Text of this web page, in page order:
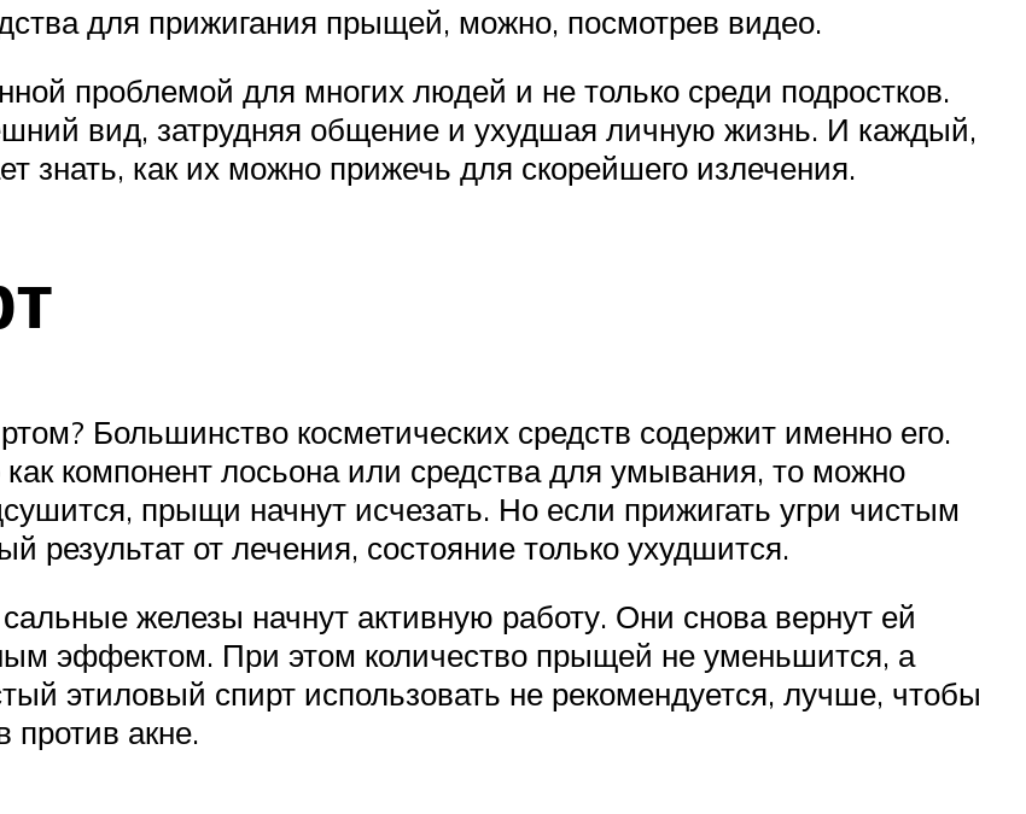
для прижигания прыщей, можно, посмотрев видео.
проблемой для многих людей и не только среди подростков.
вид, затрудняя общение и ухудшая личную жизнь. И каждый,
знать, как их можно прижечь для скорейшего излечения.
Большинство косметических средств содержит именно его.
как компонент лосьона или средства для умывания, то можно
прыщи начнут исчезать. Но если прижигать угри чистым
результат от лечения, состояние только ухудшится.
железы начнут активную работу. Они снова вернут ей
эффектом. При этом количество прыщей не уменьшится, а
этиловый спирт использовать не рекомендуется, лучше, чтобы
против акне.